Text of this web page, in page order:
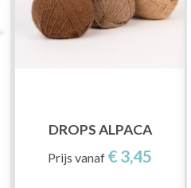
DROPS ALPACA
Prijs vanaf € 3,45